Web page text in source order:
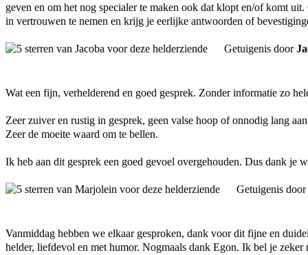
geven en om het nog specialer te maken ook dat klopt en/of komt
in vertrouwen te nemen en krijg je eerlijke antwoorden of
Getuigenis door
Wat een fijn, verhelderend en goed gesprek. Zonder informatie zo
Zeer zuiver en rustig in gesprek, geen valse hoop of onnodig lang
Zeer de moeite waard om te bellen.
Ik heb aan dit gesprek een goed gevoel overgehouden. Dus dank je
Getuigenis door
Vanmiddag hebben we elkaar gesproken, dank voor dit fijne en
helder, liefdevol en met humor. Nogmaals dank Egon. Ik bel je zeker